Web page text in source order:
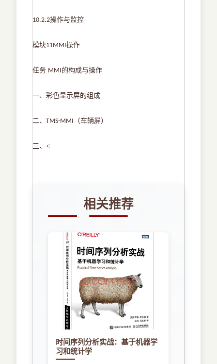
10.2.2操作与监控
模块11MMI操作
任务 MMI的构成与操作
一、彩色显示屏的组成
二、TMS-MMI （车辆屏）
三、<
相关推荐
时间序列分析实战：基于机器学
习和统计学